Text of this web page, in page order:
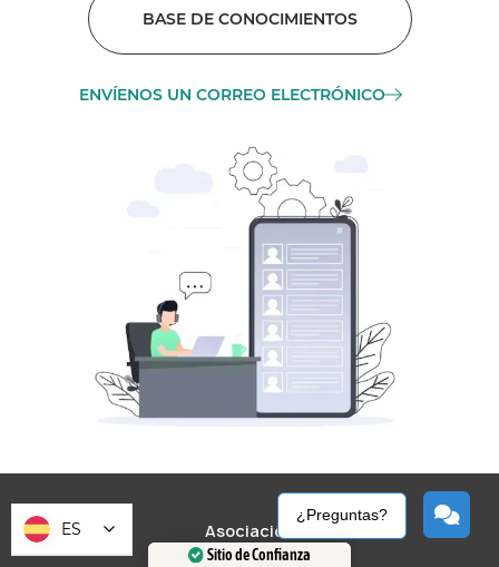
BASE DE CONOCIMIENTOS
ENVÍENOS UN CORREO ELECTRÓNICO
Asociación
de precios
ES
Sitio de Confianza
¿Preguntas?